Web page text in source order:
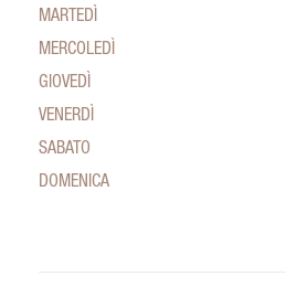
MARTEDÌ
MERCOLEDÌ
GIOVEDÌ
VENERDÌ
SABATO
DOMENICA